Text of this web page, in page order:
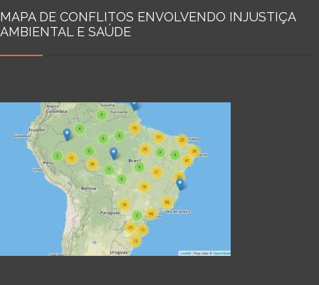
MAPA DE CONFLITOS ENVOLVENDO INJUSTIÇA
AMBIENTAL E SAÚDE